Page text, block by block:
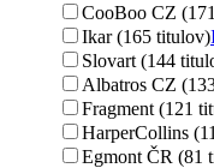
CooBoo CZ
Ikar (165 titulov)
Slovart (144
Albatros CZ
Fragment (121
HarperCollins
Egmont ČR (81